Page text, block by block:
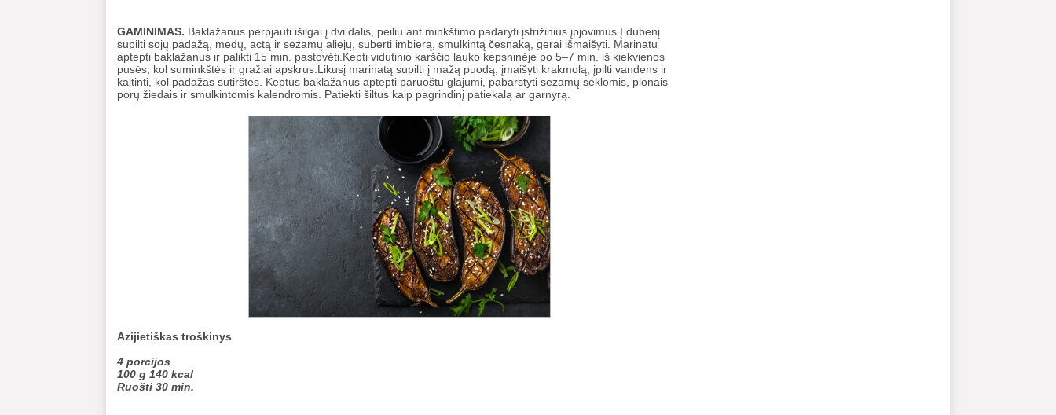
GAMINIMAS. Baklažanus perpjauti išilgai į dvi dalis, peiliu ant minkštimo padaryti įstrižinius įpjovimus.Į dubenį
supilti sojų padažą, medų, actą ir sezamų aliejų, suberti imbierą, smulkintą česnaką, gerai išmaišyti. Marinatu
aptepti baklažanus ir palikti 15 min. pastovėti.Kepti vidutinio karščio lauko kepsninėje po 5–7 min. iš kiekvienos
pusės, kol suminkštės ir gražiai apskrus.Likusį marinatą supilti į mažą puodą, įmaišyti krakmolą, įpilti vandens ir
kaitinti, kol padažas sutirštės. Keptus baklažanus aptepti paruoštu glajumi, pabarstyti sezamų sėklomis, plonais
porų žiedais ir smulkintomis kalendromis. Patiekti šiltus kaip pagrindinį patiekalą ar garnyrą.
Azijietiškas troškinys
4 porcijos
100 g 140 kcal
Ruošti 30 min.